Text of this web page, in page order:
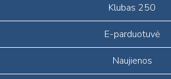
Klubas 250
E-parduotuvė
Naujienos